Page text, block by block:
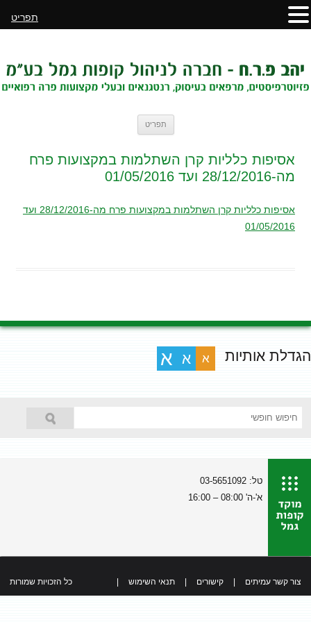
תפריט
אסיפות כלליות קרן השתלמות במקצועות פרח
מה-28/12/2016 ועד 01/05/2016
אסיפות כלליות קרן השתלמות במקצועות פרח מה-28/12/2016 ועד
01/05/2016
הגדלת אותיות א א א
טל: 03-5651092
א'-ה' 08:00 – 16:00
צור קשר עמיתים קישורים תנאי השימוש כל הזכויות שמורות
תפריט